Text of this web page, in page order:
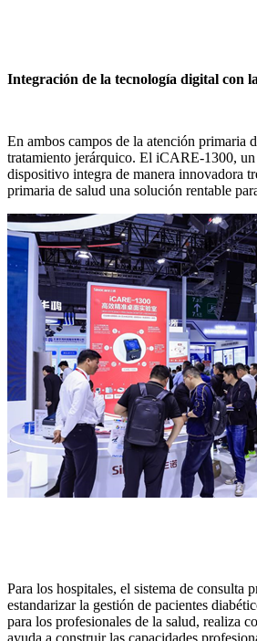
Integración de la tecnología digital con
En ambos campos de la atención primaria
tratamiento jerárquico. El iCARE-1300,
dispositivo integra de manera innovadora
primaria de salud una solución rentable
Para los hospitales, el sistema de consulta
estandarizar la gestión de pacientes
para los profesionales de la salud, realiza
ayuda a construir las capacidades